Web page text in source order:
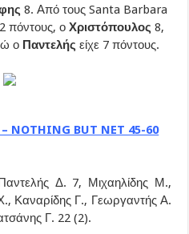
8. Από τους Santa Barbara
πόντους, οΧριστόπουλος8,
ο Παντελήςείχε 7 πόντους.
– NOTHING BUT NET 45-60
Δ. 7, Μιχαηλίδης Μ.,
Καναρίδης Γ., Γεωργαντής Α.
Γ. 22 (2).